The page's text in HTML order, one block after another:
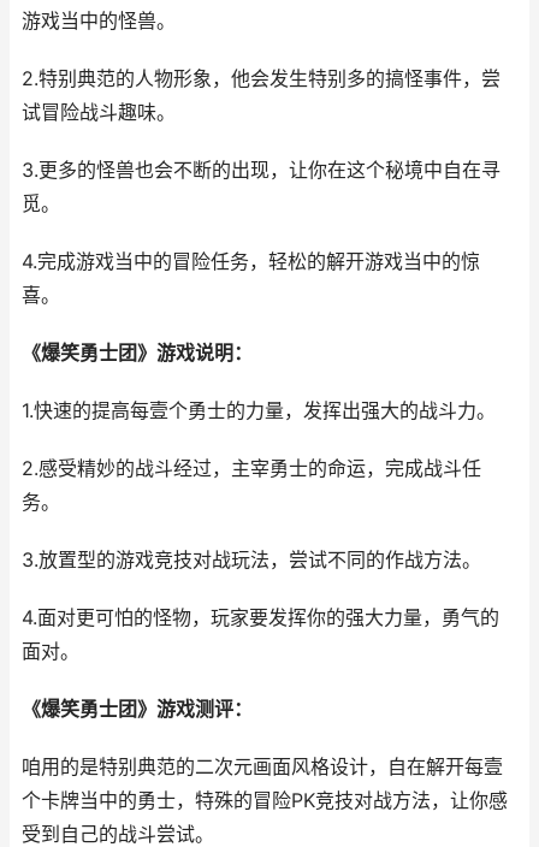
游戏当中的怪兽。
2.特别典范的人物形象，他会发生特别多的搞怪事件，尝
试冒险战斗趣味。
3.更多的怪兽也会不断的出现，让你在这个秘境中自在寻
觅。
4.完成游戏当中的冒险任务，轻松的解开游戏当中的惊
喜。
《爆笑勇士团》游戏说明：
1.快速的提高每壹个勇士的力量，发挥出强大的战斗力。
2.感受精妙的战斗经过，主宰勇士的命运，完成战斗任
务。
3.放置型的游戏竞技对战玩法，尝试不同的作战方法。
4.面对更可怕的怪物，玩家要发挥你的强大力量，勇气的
面对。
《爆笑勇士团》游戏测评：
咱用的是特别典范的二次元画面风格设计，自在解开每壹
个卡牌当中的勇士，特殊的冒险PK竞技对战方法，让你感
受到自己的战斗尝试。